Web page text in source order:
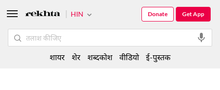
HIN Get App
Donate
शायर शेर शब्दकोश वीडियो ई-पुस्तक